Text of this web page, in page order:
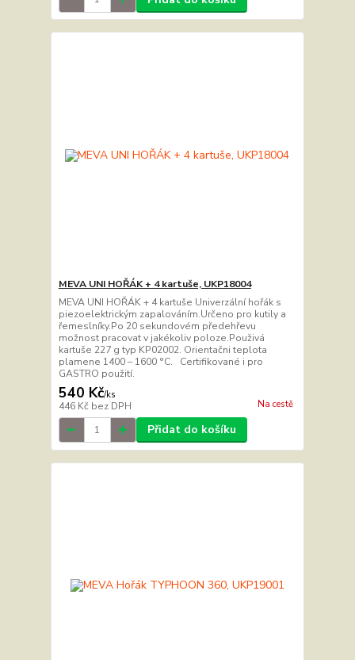
MEVA UNI HOŘÁK + 4 kartuše, UKP18004
MEVA UNI HOŘÁK + 4 kartuše Univerzální hořák s
piezoelektrickým zapalováním.Určeno pro kutily a
řemeslníky.Po 20 sekundovém předehřevu
možnost pracovat v jakékoliv poloze.Použivá
kartuše 227 g typ KP02002. Orientačni teplota
plamene 1400 – 1600 °C. Certifikované i pro
GASTRO použití.
540 Kč/ks
446 Kč bez DPH Na cestě
Přidat do košíku